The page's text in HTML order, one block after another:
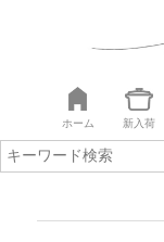
ホーム 新入荷